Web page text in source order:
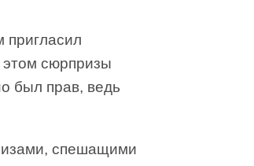
пригласил
этом сюрпризы
был прав, ведь
спешащими